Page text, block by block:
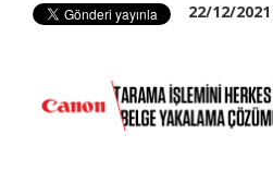
22/12/2021